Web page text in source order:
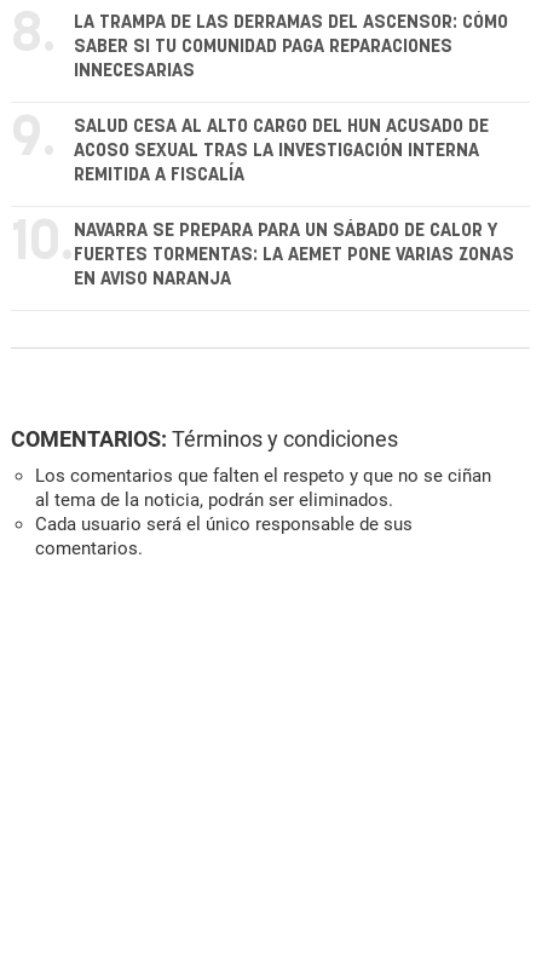
8.
LA TRAMPA DE LAS DERRAMAS DEL ASCENSOR: CÓMO
SABER SI TU COMUNIDAD PAGA REPARACIONES
INNECESARIAS
9.
SALUD CESA AL ALTO CARGO DEL HUN ACUSADO DE
ACOSO SEXUAL TRAS LA INVESTIGACIÓN INTERNA
REMITIDA A FISCALÍA
10. NAVARRA SE PREPARA PARA UN SÁBADO DE CALOR Y
FUERTES TORMENTAS: LA AEMET PONE VARIAS ZONAS
EN AVISO NARANJA
COMENTARIOS: Términos y condiciones
Los comentarios que falten el respeto y que no se ciñan
al tema de la noticia, podrán ser eliminados.
Cada usuario será el único responsable de sus
comentarios.